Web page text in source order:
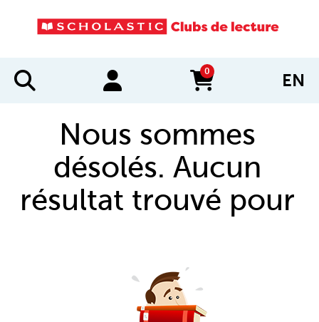
0
items in cart EN
Nous sommes
désolés. Aucun
résultat trouvé pour